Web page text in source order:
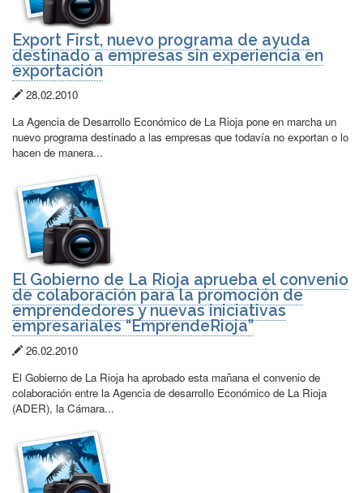
Export First, nuevo programa de ayuda
destinado a empresas sin experiencia en
exportación
Fecha
de
publicación:
28.02.2010
La Agencia de Desarrollo Económico de La Rioja pone en marcha un
nuevo programa destinado a las empresas que todavía no exportan o lo
hacen de manera...
El Gobierno de La Rioja aprueba el convenio
de colaboración para la promoción de
emprendedores y nuevas iniciativas
empresariales “EmprendeRioja”
Fecha
de
publicación:
26.02.2010
El Gobierno de La Rioja ha aprobado esta mañana el convenio de
colaboración entre la Agencia de desarrollo Económico de La Rioja
(ADER), la Cámara...